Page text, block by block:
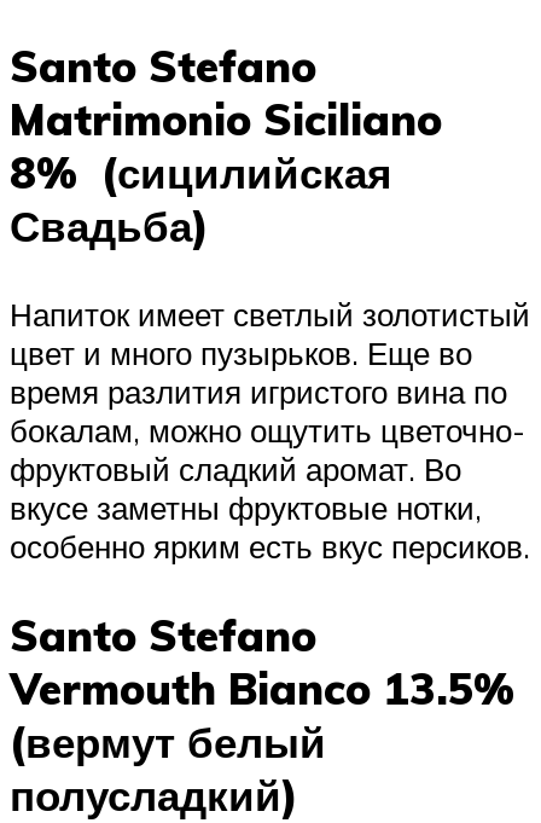
Santo Stefano
Matrimonio Siciliano
8% (сицилийская
Свадьба)
Напиток имеет светлый золотистый
цвет и много пузырьков. Еще во
время разлития игристого вина по
бокалам, можно ощутить цветочно-
фруктовый сладкий аромат. Во
вкусе заметны фруктовые нотки,
особенно ярким есть вкус персиков.
Santo Stefano
Vermouth Bianco 13.5%
(вермут белый
полусладкий)